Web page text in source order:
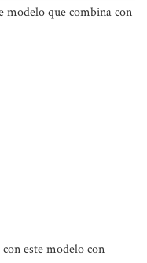
modelo que combina con
este modelo con